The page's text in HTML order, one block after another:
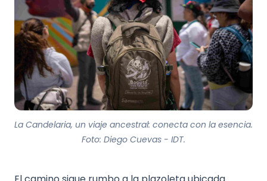
La Candelaria, un viaje ancestral: conecta con la esencia.
Foto: Diego Cuevas - IDT.